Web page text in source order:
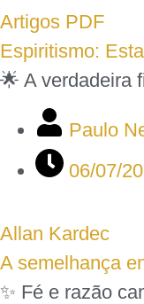
Artigos PDF
Espiritismo:
🌟 A verdadeira
Paulo
06/07/
Allan Kardec
A semelhança
✨ Fé e razão